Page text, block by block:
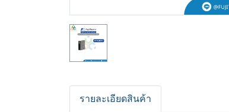
รายละเอียดสินค้า